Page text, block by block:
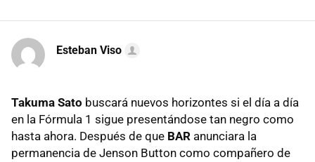
Esteban Viso
Takuma Sato buscará nuevos horizontes si el día a día
en la Fórmula 1 sigue presentándose tan negro como
hasta ahora. Después de que BAR anunciara la
permanencia de Jenson Button como compañero de